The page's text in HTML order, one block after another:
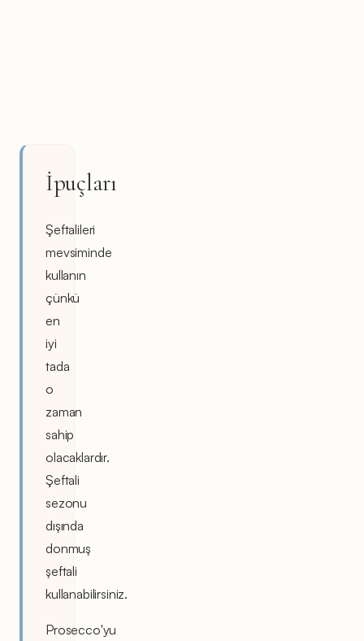
İpuçları
Şeftalileri
mevsiminde
kullanın
çünkü
en
iyi
tada
o
zaman
sahip
olacaklardır.
Şeftali
sezonu
dışında
donmuş
şeftali
kullanabilirsiniz.
Prosecco'yu